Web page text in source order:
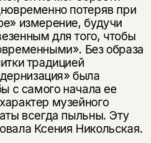
потеряв при
измерение, будучи
для того, чтобы
Без образа
традицией
была
с самого начала ее
музейного
всегда пыльны. Эту
Ксения Никольская.
рассылку
рассылку
«НЛО».
временно
на
поступлении книги
письмо на указанный